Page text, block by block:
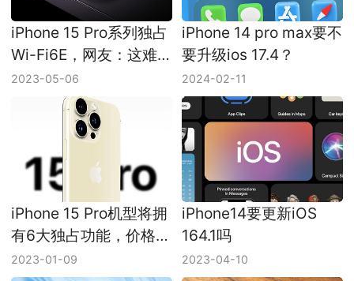
iPhone 15 Pro系列独占
Wi-Fi6E，网友：这难
道值得骄傲吗？
2023-05-06
iPhone 14 pro max要不
要升级ios 17.4？
2024-02-11
iPhone 15 Pro机型将拥
有6大独占功能，价格也
会进一步上涨
2023-01-09
iPhone14要更新iOS
164.1吗
2023-04-10